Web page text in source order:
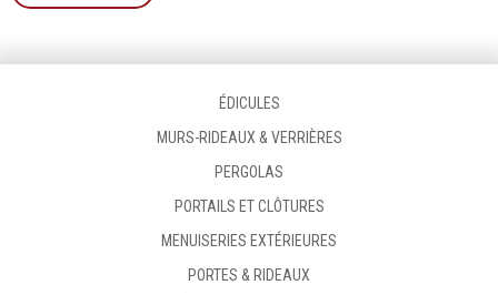
ÉDICULES
MURS-RIDEAUX & VERRIÈRES
PERGOLAS
PORTAILS ET CLÔTURES
MENUISERIES EXTÉRIEURES
PORTES & RIDEAUX